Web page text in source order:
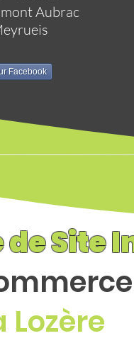
Aubrac
Facebook
Site